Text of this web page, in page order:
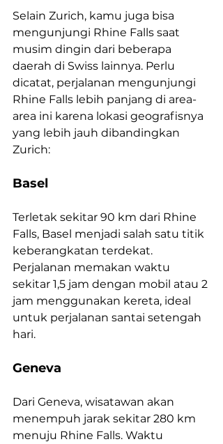
Selain Zurich, kamu juga bisa
mengunjungi Rhine Falls saat
musim dingin dari beberapa
daerah di Swiss lainnya. Perlu
dicatat, perjalanan mengunjungi
Rhine Falls lebih panjang di area-
area ini karena lokasi geografisnya
yang lebih jauh dibandingkan
Zurich:
Basel
Terletak sekitar 90 km dari Rhine
Falls, Basel menjadi salah satu titik
keberangkatan terdekat.
Perjalanan memakan waktu
sekitar 1,5 jam dengan mobil atau 2
jam menggunakan kereta, ideal
untuk perjalanan santai setengah
hari.
Geneva
Dari Geneva, wisatawan akan
menempuh jarak sekitar 280 km
menuju Rhine Falls. Waktu